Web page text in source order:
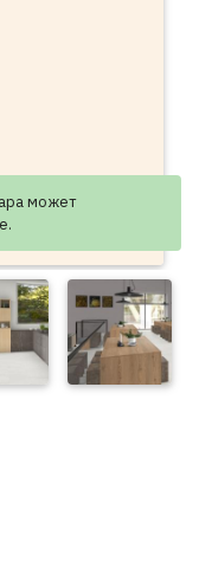
может